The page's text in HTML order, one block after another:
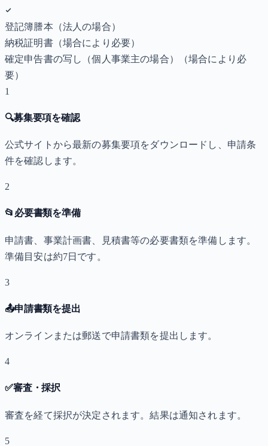
登記簿謄本（法人の場合）
納税証明書（場合により必要）
確定申告書の写し（個人事業主の場合）
（場合により必
要）
1
🔍募集要項を確認
公式サイトから最新の募集要項をダウンロードし、申請条
件を確認します。
2
📂 必要書類を準備
申請書、事業計画書、見積書等の必要書類を準備します。
準備目安は約7日です。
3
📤申請書類を提出
オンラインまたは郵送で申請書類を提出します。
4
✅審査・採択
審査を経て採択が決定されます。結果は通知されます。
5